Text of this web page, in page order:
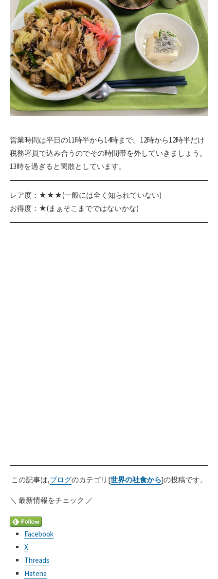
営業時間は平日の11時半から14時まで。12時から12時半だけ
税務署員で込み合うのでその時間帯を外していきましょう。
13時を過ぎると閑散としています。
レア度：★★★(一般には全く知られていない)
お得度：★(まぁそこまでではないかな)
この記事は,ブログのカテゴリ[世界の社食から]の投稿です。
＼ 最新情報をチェック ／
Facebook
X
Threads
Hatena